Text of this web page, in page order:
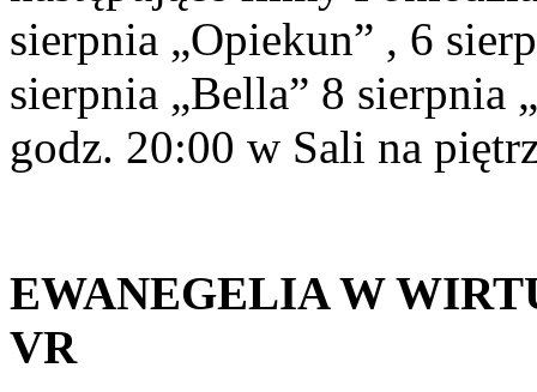
sierpnia „Opiekun” , 6
sierpnia „Bella” 8 sierpnia
godz. 20:00 w Sali na
EWANEGELIA W
VR